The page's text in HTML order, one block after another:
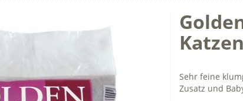
Sehr feine
Zusatz und